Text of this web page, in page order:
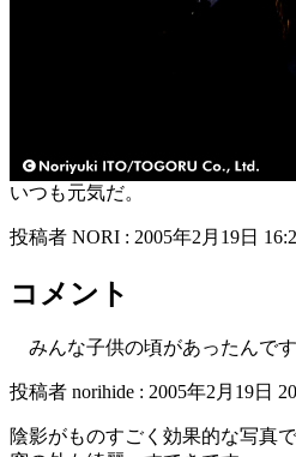
いつも元気だ。
投稿者 NORI : 2005年2月19日
コメント
みんな子供の頃があったんです
投稿者 norihide : 2005年2月19日
陰影がものすごく効果的な写真で